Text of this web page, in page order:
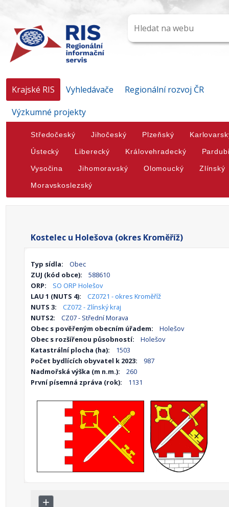
Krajské RIS Vyhledávače
Regionální rozvoj ČR
Výzkumné projekty
Středočeský Jihočeský Plzeňský
Ústecký Liberecký Královehradecký
Vysočina Jihomoravský Olomoucký Zlínský
Moravskoslezský
Kostelec u Holešova (okres Kroměříž)
Typ sídla:
Obec
ZUJ (kód obce):
588610
ORP:
SO ORP Holešov
LAU 1 (NUTS 4):
CZ0721 - okres Kroměříž
NUTS 3:
CZ072 - Zlínský kraj
NUTS2:
CZ07 - Střední Morava
Obec s pověřeným obecním úřadem:
Holešov
Obec s rozšířenou působností:
Holešov
Katastrální plocha (ha):
1503
Počet bydlících obyvatel k 2023:
987
Nadmořská výška (m n.m.):
260
První písemná zpráva (rok):
1131